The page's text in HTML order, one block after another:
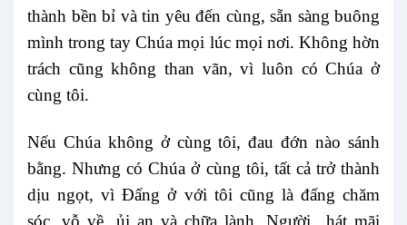
thành bền bỉ và tin yêu đến cùng, sẵn sàng buông
mình trong tay Chúa mọi lúc mọi nơi. Không hờn
trách cũng không than vãn, vì luôn có Chúa ở
cùng tôi.
Nếu Chúa không ở cùng tôi, đau đớn nào sánh
bằng. Nhưng có Chúa ở cùng tôi, tất cả trở thành
dịu ngọt, vì Đấng ở với tôi cũng là đấng chăm
sóc, vỗ về, ủi an và chữa lành. Người hát mãi